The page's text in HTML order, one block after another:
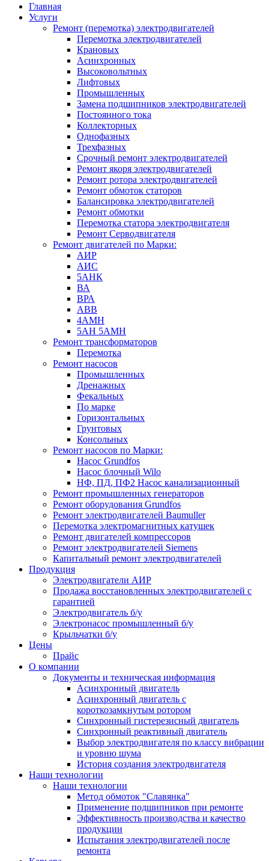
Главная
Услуги
Ремонт (перемотка) электродвигателей
Перемотка электродвигателей
Крановых
Асинхронных
Высоковольтных
Лифтовых
Промышленных
Замена подшипников электродвигателей
Постоянного тока
Коллекторных
Однофазных
Трехфазных
Срочный ремонт электродвигателей
Ремонт якоря электродвигателей
Ремонт ротора электродвигателей
Ремонт обмоток статоров
Балансировка электродвигателей
Ремонт обмотки
Перемотка статора электродвигателя
Ремонт Серводвигателя
Ремонт двигателей по Марки:
АИР
АИС
5АНК
ВА
ВРА
ABB
4АМН
5АН 5АМН
Ремонт трансформаторов
Перемотка
Ремонт насосов
Промышленных
Дренажных
Фекальных
По марке
Горизонтальных
Грунтовых
Консольных
Ремонт насосов по Марки:
Насос Grundfos
Насос блочный Wilo
НФ, ПД, ПФ2 Насос канализационный
Ремонт промышленных генераторов
Ремонт оборудования Grundfos
Ремонт электродвигателей Baumuller
Перемотка электромагнитных катушек
Ремонт двигателей компрессоров
Ремонт электродвигателей Siemens
Капитальный ремонт электродвигателей
Продукция
Электродвигатели АИР
Продажа восстановленных электродвигателей с
гарантией
Электродвигатель б/у
Электронасос промышленный б/у
Крыльчатки б/у
Цены
Прайс
О компании
Документы и техническая информация
Асинхронный двигатель
Асинхронный двигатель с
короткозамкнутым ротором
Синхронный гистерезисный двигатель
Синхронный реактивный двигатель
Выбор электродвигателя по классу вибрации
и уровню шума
История создания электродвигателя
Наши технологии
Наши технологии
Метод обмоток "Славянка"
Применение подшипников при ремонте
Эффективность производства и качество
продукции
Испытания электродвигателей после
ремонта